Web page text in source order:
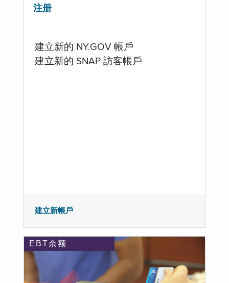
注册
建立新的 NY.GOV 帳戶
建立新的 SNAP 訪客帳戶
建立新帳戶
EBT余额